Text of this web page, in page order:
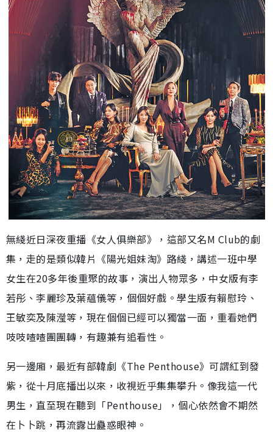
無綫近日深夜重播《女人俱樂部》，這部又名M Club的劇
集，走的是類似韓片《陽光姐妹淘》路綫，講述一班中學
女生在20多年後重聚的故事，演出人物眾多，中女版有李
若彤、李麗珍及葉蘊儀等，個個好戲。學生版有賴慰玲、
王敏奕及陳瀅等，現在個個已經可以獨當一面，重看她們
吱吱喳喳團團轉，有趣兼有追看性。
另一邊廂，最近有部韓劇《The Penthouse》可謂紅到發
紫，從十月底播出以來，收視近乎集集攀升。像我這一代
男生，直至現在聽到「Penthouse」，個心依然會不期然
在卜卜跳，再流露出蠱惑眼神。